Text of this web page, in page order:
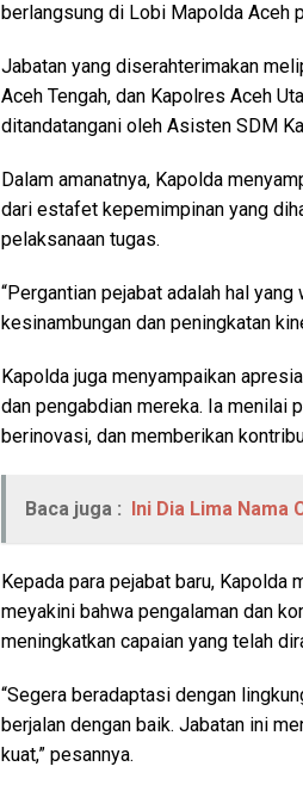
berlangsung di Lobi Mapolda Aceh
Jabatan yang diserahterimakan
Aceh Tengah, dan Kapolres Aceh
ditandatangani oleh Asisten SDM
Dalam amanatnya, Kapolda
dari estafet kepemimpinan yang
pelaksanaan tugas.
“Pergantian pejabat adalah hal
kesinambungan dan peningkatan
Kapolda juga menyampaikan
dan pengabdian mereka. Ia menilai
berinovasi, dan memberikan
Baca juga : Ini Dia Lima
Kepada para pejabat baru,
meyakini bahwa pengalaman dan
meningkatkan capaian yang telah
“Segera beradaptasi dengan
berjalan dengan baik. Jabatan ini
kuat,” pesannya.